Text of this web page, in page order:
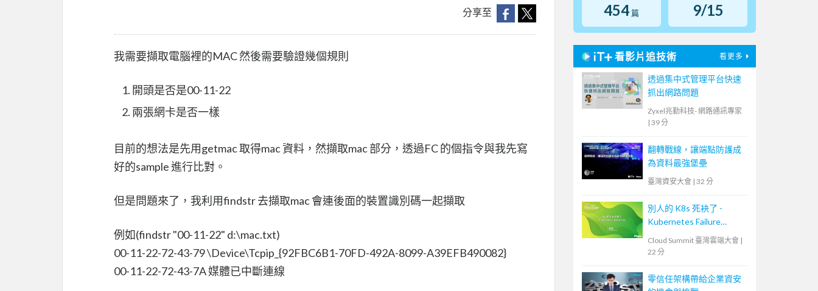
分享至
我需要擷取電腦裡的MAC 然後需要驗證幾個規則
開頭是否是00-11-22
兩張網卡是否一樣
目前的想法是先用getmac 取得mac 資料，然擷取mac 部分，透過FC 的個指令與我先寫
好的sample 進行比對。
但是問題來了，我利用findstr 去擷取mac 會連後面的裝置識別碼一起擷取
例如(findstr "00-11-22" d:\mac.txt)
00-11-22-72-43-79 \Device\Tcpip_{92FBC6B1-70FD-492A-8099-A39EFB490082}
00-11-22-72-43-7A 媒體已中斷連線
454 篇 9/15
看影片追技術 看更多
透過集中式管理平台快速
抓出網路問題
Zyxel兆勤科技- 網路通訊專家
| 39 分
翻轉戰線，讓端點防護成
為資料最強堡壘
臺灣資安大會 | 32 分
別人的 K8s 死袂了 -
Kubernetes Failure
Cloud Summit 臺灣雲端大會 |
22 分
零信任架構帶給企業資安